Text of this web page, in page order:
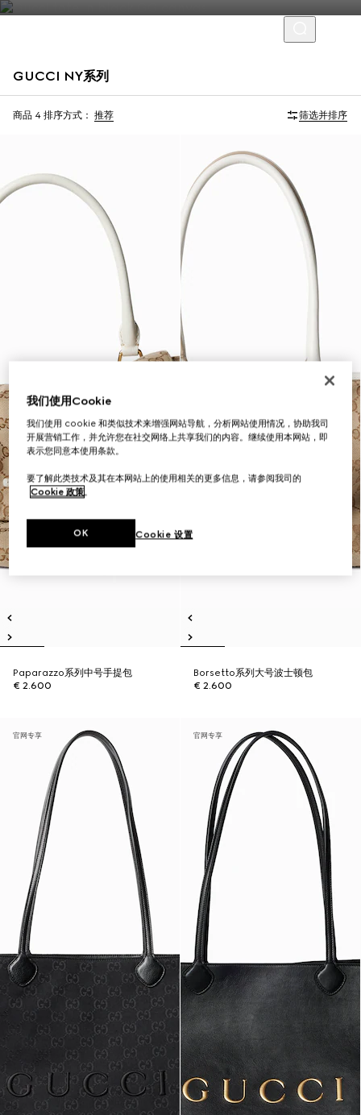
GUCCI NY系列
商品 4 排序方式： 推荐 筛选并排序
限量版
Paparazzo系列中号手提包
€ 2.600
Borsetto系列大号波士顿包
€ 2.600
官网专享 官网专享
我们使用Cookie
我们使用 cookie 和类似技术来增强网站导航，分析网站使用情况，协助我司
开展营销工作，并允许您在社交网络上共享我们的内容。继续使用本网站，即
表示您同意本使用条款。
要了解此类技术及其在本网站上的使用相关的更多信息，请参阅我司的
Cookie 政策。
Cookie 设置
OK